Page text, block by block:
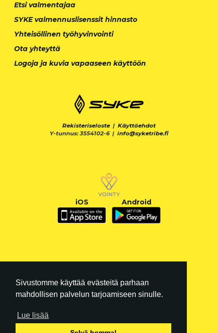
Sivustomme käyttää evästeitä parhaan
mahdollisen palvelun tarjoamiseen sinulle.
Lue lisää
Etsi valmentajaa
SYKE valmennuslisenssit hinnasto
Yhteisöllinen työhyvinvointi
Ota yhteyttä
Logoja ja kuvia vapaaseen käyttöön
Rekisteriseloste | Käyttöehdot
Y-tunnus: 3554102-6 | info@syketribe.fi
iOS Android